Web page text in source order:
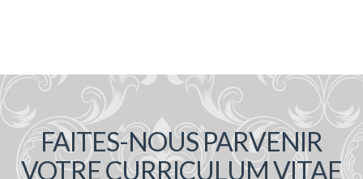
FAITES-NOUS PARVENIR
VOTRE CURRICULUM VITAE